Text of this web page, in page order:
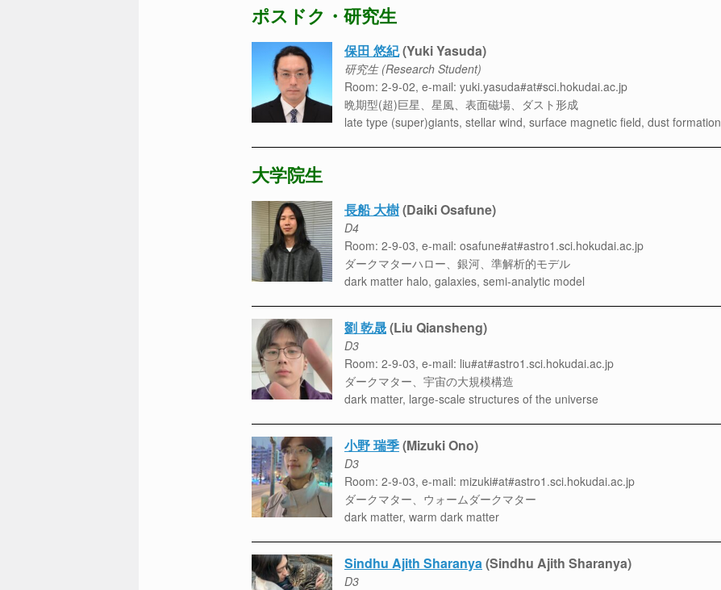
ポスドク・研究生
保田 悠紀(Yuki Yasuda)
研究生 (Research Student)
Room: 2-9-02, e-mail: yuki.yasuda#at#sci.hokudai.ac.jp
晩期型(超)巨星、星風、表面磁場、ダスト形成
late type (super)giants, stellar wind, surface magnetic field, dust formation
大学院生
長船 大樹(Daiki Osafune)
D4
Room: 2-9-03, e-mail: osafune#at#astro1.sci.hokudai.ac.jp
ダークマターハロー、銀河、準解析的モデル
dark matter halo, galaxies, semi-analytic model
劉 乾晟(Liu Qiansheng)
D3
Room: 2-9-03, e-mail: liu#at#astro1.sci.hokudai.ac.jp
ダークマター、宇宙の大規模構造
dark matter, large-scale structures of the universe
小野 瑞季(Mizuki Ono)
D3
Room: 2-9-03, e-mail: mizuki#at#astro1.sci.hokudai.ac.jp
ダークマター、ウォームダークマター
dark matter, warm dark matter
Sindhu Ajith Sharanya(Sindhu Ajith Sharanya)
D3